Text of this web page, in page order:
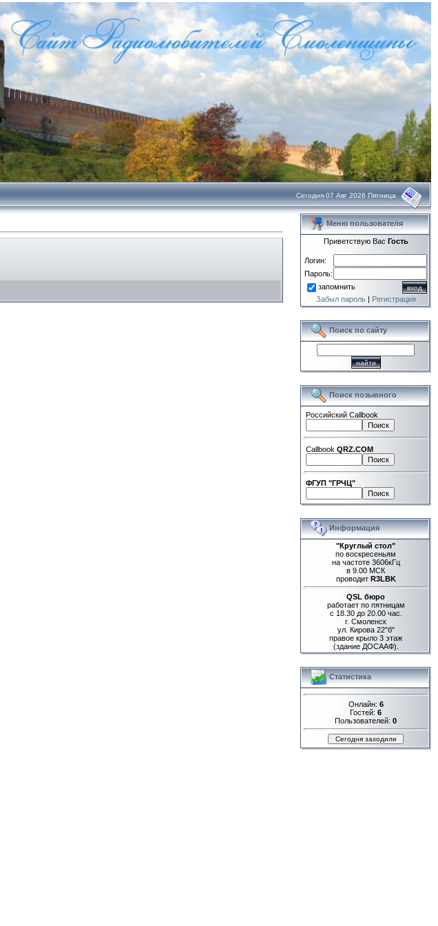
Сегодня 07 Авг 2026 Пятница
Меню пользователя
Приветствую Вас Гость
Логин:
Пароль:
запомнить
Забыл пароль| Регистрация
Поиск по сайту
Поиск позывного
Российский Callbook
Callbook QRZ.COM
ФГУП "ГРЧЦ"
Информация
"Круглый стол"
по воскресеньям
на частоте 3606кГц
в 9.00 МСК
проводит R3LBK
QSL бюро
работает по пятницам
с 18.30 до 20.00 час.
г. Смоленск
ул. Кирова 22"б"
правое крыло 3 этаж
(здание ДОСААФ).
Статистика
Онлайн: 6
Гостей: 6
Пользователей: 0